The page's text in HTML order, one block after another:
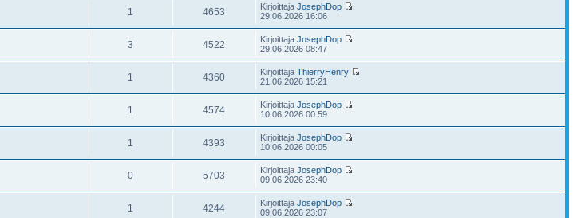
1 4653 KirjoittajaJosephDop
29.06.2026 16:06
3 4522 KirjoittajaJosephDop
29.06.2026 08:47
1 4360 KirjoittajaThierryHenry
21.06.2026 15:21
1 4574 KirjoittajaJosephDop
10.06.2026 00:59
1 4393 KirjoittajaJosephDop
10.06.2026 00:05
0 5703 KirjoittajaJosephDop
09.06.2026 23:40
1 4244 KirjoittajaJosephDop
09.06.2026 23:07